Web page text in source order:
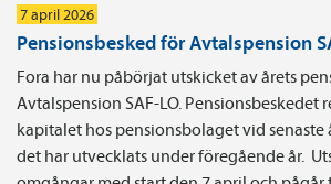
7 april 2026
Pensionsbesked för Avtalspension
Fora har nu påbörjat utskicket av årets
Avtalspension SAF-LO. Pensionsbeskedet
kapitalet hos pensionsbolaget vid senaste
det har utvecklats under föregående år.